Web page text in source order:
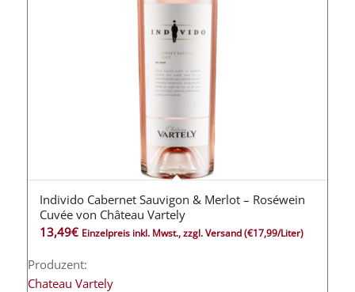
Individo Cabernet Sauvigon & Merlot – Roséwein
Cuvée von Château Vartely
13,49€ Einzelpreis inkl. Mwst., zzgl. Versand(€17,99/Liter)
Produzent:
Chateau Vartely